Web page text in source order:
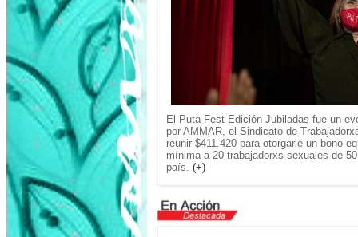
El Puta Fest Edición Jubiladas fue un
por AMMAR, el Sindicato de
reunir $411.420 para otorgarle un bono
mínima a 20 trabajadorxs sexuales de
país. (+)